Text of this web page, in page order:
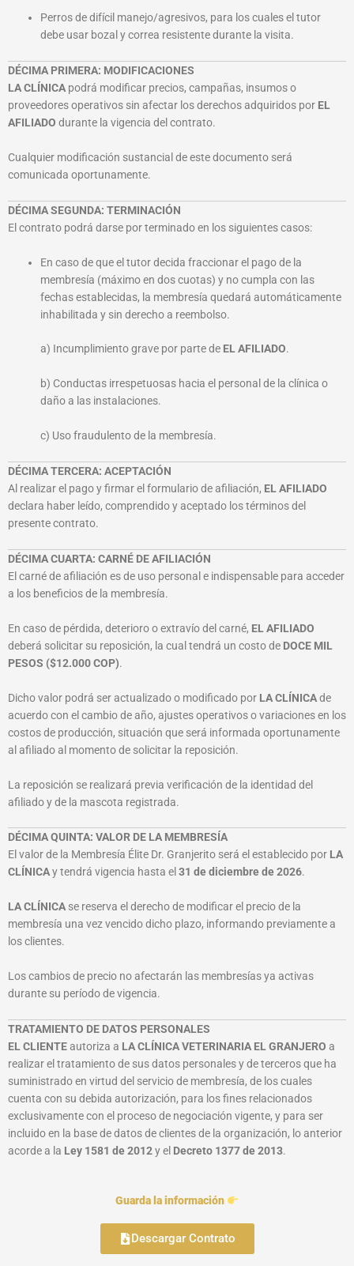
Perros de difícil manejo/agresivos, para los cuales el tutor
debe usar bozal y correa resistente durante la visita.
DÉCIMA PRIMERA: MODIFICACIONES
LA CLÍNICA podrá modificar precios, campañas, insumos o
proveedores operativos sin afectar los derechos adquiridos por EL
AFILIADO durante la vigencia del contrato.
Cualquier modificación sustancial de este documento será
comunicada oportunamente.
DÉCIMA SEGUNDA: TERMINACIÓN
El contrato podrá darse por terminado en los siguientes casos:
En caso de que el tutor decida fraccionar el pago de la
membresía (máximo en dos cuotas) y no cumpla con las
fechas establecidas, la membresía quedará automáticamente
inhabilitada y sin derecho a reembolso.
a) Incumplimiento grave por parte de EL AFILIADO.
b) Conductas irrespetuosas hacia el personal de la clínica o
daño a las instalaciones.
c) Uso fraudulento de la membresía.
DÉCIMA TERCERA: ACEPTACIÓN
Al realizar el pago y firmar el formulario de afiliación, EL AFILIADO
declara haber leído, comprendido y aceptado los términos del
presente contrato.
DÉCIMA CUARTA: CARNÉ DE AFILIACIÓN
El carné de afiliación es de uso personal e indispensable para acceder
a los beneficios de la membresía.
En caso de pérdida, deterioro o extravío del carné, EL AFILIADO
deberá solicitar su reposición, la cual tendrá un costo de DOCE MIL
PESOS ($12.000 COP).
Dicho valor podrá ser actualizado o modificado por LA CLÍNICAde
acuerdo con el cambio de año, ajustes operativos o variaciones en los
costos de producción, situación que será informada oportunamente
al afiliado al momento de solicitar la reposición.
La reposición se realizará previa verificación de la identidad del
afiliado y de la mascota registrada.
DÉCIMA QUINTA: VALOR DE LA MEMBRESÍA
El valor de la Membresía Élite Dr. Granjerito será el establecido por LA
CLÍNICAy tendrá vigencia hasta el 31 de diciembre de 2026.
LA CLÍNICA se reserva el derecho de modificar el precio de la
membresía una vez vencido dicho plazo, informando previamente a
los clientes.
Los cambios de precio no afectarán las membresías ya activas
durante su período de vigencia.
TRATAMIENTO DE DATOS PERSONALES
EL CLIENTEautoriza a LA CLÍNICA VETERINARIA EL GRANJERO a
realizar el tratamiento de sus datos personales y de terceros que ha
suministrado en virtud del servicio de membresía, de los cuales
cuenta con su debida autorización, para los fines relacionados
exclusivamente con el proceso de negociación vigente, y para ser
incluido en la base de datos de clientes de la organización, lo anterior
acorde a la Ley 1581 de 2012y el Decreto 1377 de 2013.
Guarda la información
Descargar Contrato